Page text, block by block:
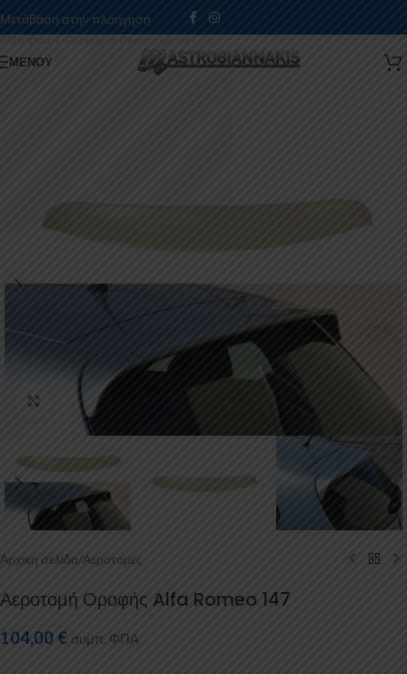
Μετάβαση στην πλοήγηση
Μετάβαση στο κύριο περιεχόμενο
ΜΕΝΟΎ
Κάντε κλικ για μεγέθυνση
Αρχική σελίδα/Αεροτομές
Αεροτομή Οροφής Alfa Romeo 147
104,00 € συμπ. ΦΠΑ